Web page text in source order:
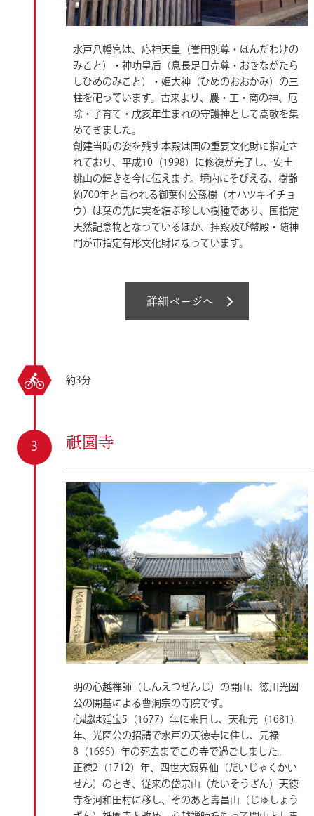
水戸八幡宮は、応神天皇（誉田別尊・ほんだわけの
みこと）・神功皇后（息長足日売尊・おきながたら
しひめのみこと）・姫大神（ひめのおおかみ）の三
柱を祀っています。古来より、農・工・商の神、厄
除・子育て・戌亥年生まれの守護神として嵩敬を集
めてきました。
創建当時の姿を残す本殿は国の重要文化財に指定さ
れており、平成10（1998）に修復が完了し、安土
桃山の輝きを今に伝えます。境内にそびえる、樹齢
約700年と言われる御葉付公孫樹（オハツキイチョ
ウ）は葉の先に実を結ぶ珍しい樹種であり、国指定
天然記念物となっているほか、拝殿及び幣殿・随神
門が市指定有形文化財になっています。
詳細ページへ
約3分
祇園寺
明の心越禅師（しんえつぜんじ）の開山、徳川光圀
公の開基による曹洞宗の寺院です。
心越は廷宝5（1677）年に来日し、天和元（1681）
年、光圀公の招請で水戸の天徳寺に住し、元禄
8（1695）年の死去までこの寺で過ごしました。
正徳2（1712）年、四世大寂界仙（だいじゃくかい
せん）のとき、従来の岱宗山（たいそうざん）天徳
寺を河和田村に移し、そのあと壽昌山（じゅしょう